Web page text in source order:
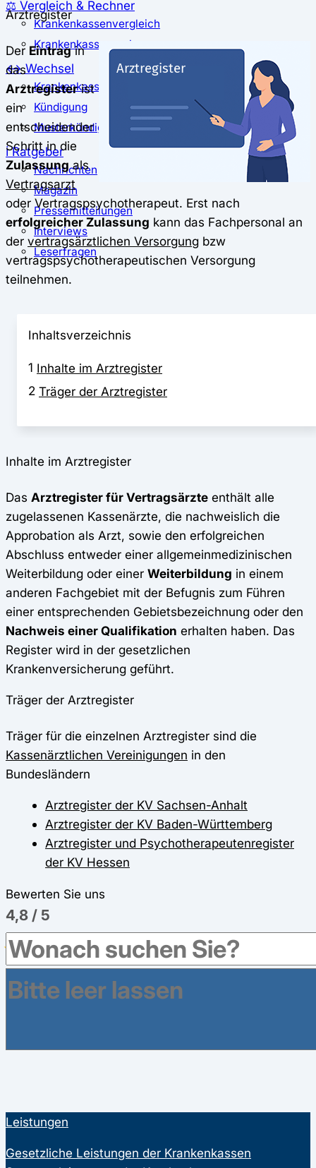
⚖️ Vergleich & Rechner
Krankenkassenvergleich
Krankenkassenrechner
↔ Wechsel
Krankenkassenwechsel
Kündigung
Musterkündigung
ℹ Ratgeber
Nachrichten
Magazin
Pressemitteilungen
Interviews
Leserfragen
Arztregister
Der Eintragin
das
Arztregisterist
ein
entscheidender
Schritt in die
Zulassungals
Vertragsarzt
oder Vertragspsychotherapeut. Erst nach
erfolgreicher Zulassung kann das Fachpersonal an
der vertragsärztlichen Versorgung bzw
vertragspsychotherapeutischen Versorgung
teilnehmen.
Inhaltsverzeichnis
1 Inhalte im Arztregister
2 Träger der Arztregister
Inhalte im Arztregister
Das Arztregister für Vertragsärzte enthält alle
zugelassenen Kassenärzte, die nachweislich die
Approbation als Arzt, sowie den erfolgreichen
Abschluss entweder einer allgemeinmedizinischen
Weiterbildung oder einer Weiterbildung in einem
anderen Fachgebiet mit der Befugnis zum Führen
einer entsprechenden Gebietsbezeichnung oder den
Nachweis einer Qualifikation erhalten haben. Das
Register wird in der gesetzlichen
Krankenversicherung geführt.
Träger der Arztregister
Träger für die einzelnen Arztregister sind die
Kassenärztlichen Vereinigungen in den
Bundesländern
Arztregister der KV Sachsen-Anhalt
Arztregister der KV Baden-Württemberg
Arztregister und Psychotherapeutenregister
der KV Hessen
Bewerten Sie uns
4,8 / 5
16760Besucher haben in den letzten 12 Monaten
Leistungen
Gesetzliche Leistungen der Krankenkassen